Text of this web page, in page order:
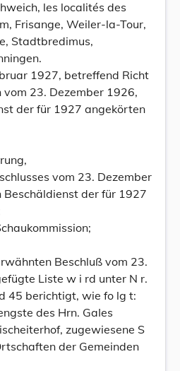
les localités des
Frisange, Weiler-la-Tour,
Stadtbredimus,
1927, betreffend Richt
23. Dezember 1926,
der für 1927 angekörten
vom 23. Dezember
der für 1927
Beschluß vom 23.
Liste w i rd unter N r.
45 berichtigt, wie fo lg t:
des Hrn. GaIes
zugewiesene S
der Gemeinden